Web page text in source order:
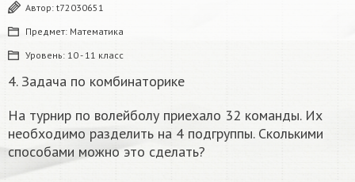
Автор: t72030651
Предмет: Математика
Уровень: 10 - 11 класс
4. Задача по комбинаторике
На турнир по волейболу приехало 32 команды. Их
необходимо разделить на 4 подгруппы. Сколькими
способами можно это сделать?